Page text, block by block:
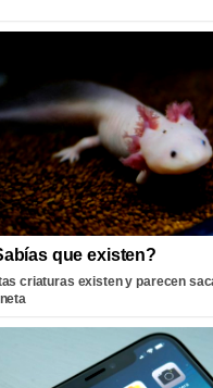
que existen?
criaturas existen y parecen